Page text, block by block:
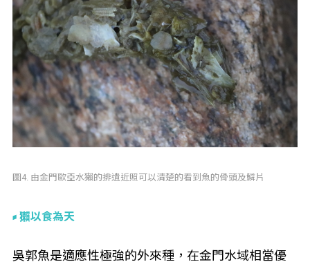
圖4. 由金門歐亞水獺的排遺近照可以清楚的看到魚的骨頭及鱗片
獺以食為天
吳郭魚是適應性極強的外來種，在金門水域相當優